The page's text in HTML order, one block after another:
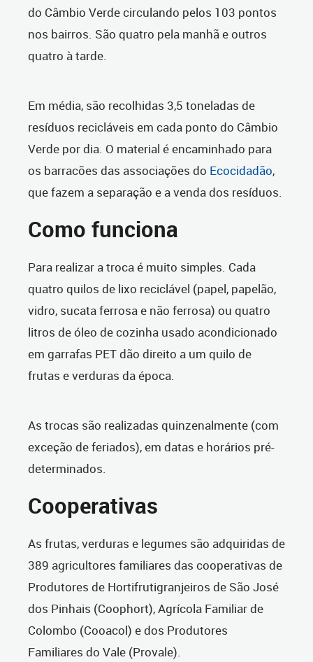
do Câmbio Verde circulando pelos 103 pontos
nos bairros. São quatro pela manhã e outros
quatro à tarde.
Em média, são recolhidas 3,5 toneladas de
resíduos recicláveis em cada ponto do Câmbio
Verde por dia. O material é encaminhado para
os barracões das associações do Ecocidadão,
que fazem a separação e a venda dos resíduos.
Como funciona
Para realizar a troca é muito simples. Cada
quatro quilos de lixo reciclável (papel, papelão,
vidro, sucata ferrosa e não ferrosa) ou quatro
litros de óleo de cozinha usado acondicionado
em garrafas PET dão direito a um quilo de
frutas e verduras da época.
As trocas são realizadas quinzenalmente (com
exceção de feriados), em datas e horários pré-
determinados.
Cooperativas
As frutas, verduras e legumes são adquiridas de
389 agricultores familiares das cooperativas de
Produtores de Hortifrutigranjeiros de São José
dos Pinhais (Coophort), Agrícola Familiar de
Colombo (Cooacol) e dos Produtores
Familiares do Vale (Provale).